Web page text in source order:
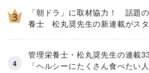
「朝ドラ」に取材協力！ 話題
養士 松丸奨先生の新連載がスタ
管理栄養士・松丸奨先生の連載
「ヘルシーにたくさん食べたい